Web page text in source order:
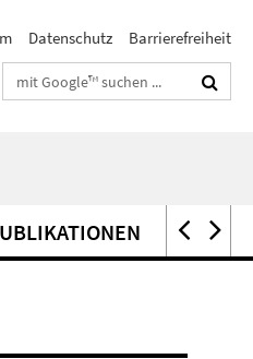
Datenschutz Barrierefreiheit
Suchbegriffe